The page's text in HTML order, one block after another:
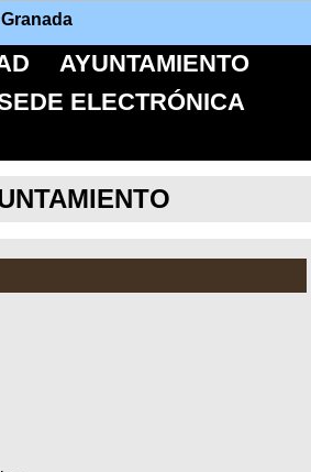
AYUNTAMIENTO
ELECTRÓNICA